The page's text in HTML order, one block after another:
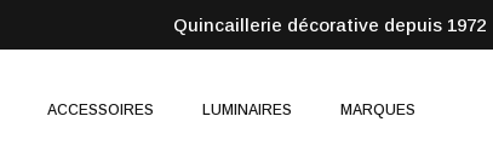
Quincaillerie décorative depuis 1972
ACCESSOIRES LUMINAIRES MARQUES